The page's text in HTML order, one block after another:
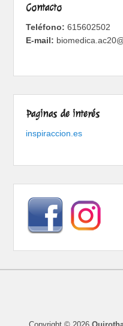
Contacto
Teléfono: 615602502
E-mail:
Paginas de interés
inspiraccion.es